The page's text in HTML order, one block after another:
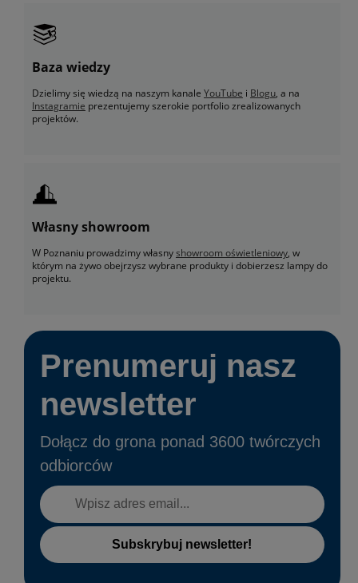
Baza wiedzy
Dzielimy się wiedzą na naszym kanale YouTube i Blogu, a na
Instagramie prezentujemy szerokie portfolio zrealizowanych
projektów.
Własny showroom
W Poznaniu prowadzimy własnyshowroom oświetleniowy, w
którym na żywo obejrzysz wybrane produkty i dobierzesz lampy do
projektu.
Prenumeruj nasz
newsletter
Dołącz do grona ponad 3600 twórczych
odbiorców
Subskrybuj newsletter!